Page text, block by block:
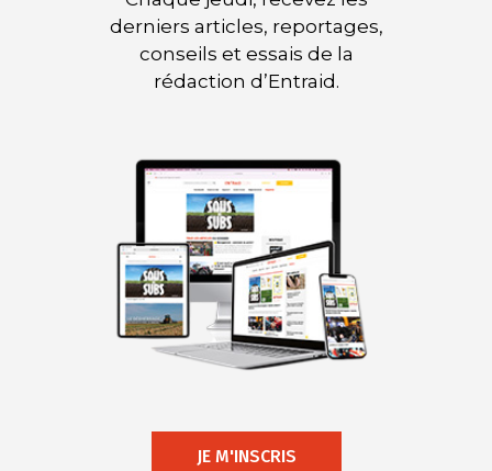
derniers articles, reportages,
conseils et essais de la
rédaction d’Entraid.
JE M'INSCRIS